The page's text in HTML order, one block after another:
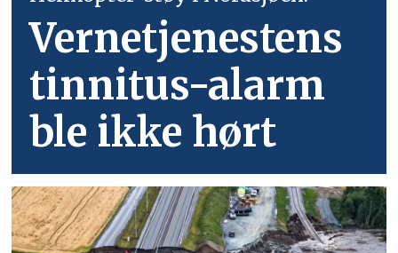
Vernetjenestens
tinnitus-alarm
ble ikke hørt